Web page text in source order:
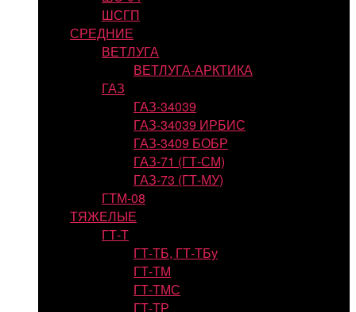
ШСГП
СРЕДНИЕ
ВЕТЛУГА
ВЕТЛУГА-АРКТИКА
ГАЗ
ГАЗ-34039
ГАЗ-34039 ИРБИС
ГАЗ-3409 БОБР
ГАЗ-71 (ГТ-СМ)
ГАЗ-73 (ГТ-МУ)
ГТМ-08
ТЯЖЕЛЫЕ
ГТ-Т
ГТ-ТБ, ГТ-ТБу
ГТ-ТМ
ГТ-ТМС
ГТ-ТР